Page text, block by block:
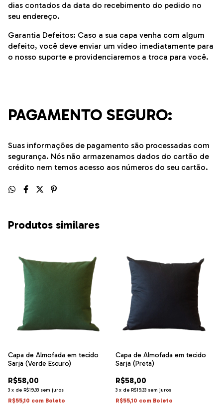
dias contados da data do recebimento do pedido no
seu endereço.
Garantia Defeitos: Caso a sua capa venha com algum
defeito, você deve enviar um vídeo imediatamente para
o nosso suporte e providenciaremos a troca para você.
PAGAMENTO SEGURO:
Suas informações de pagamento são processadas com
segurança. Nós não armazenamos dados do cartão de
crédito nem temos acesso aos números do seu cartão.
Produtos similares
Capa de Almofada em tecido
Sarja (Verde Escuro)
R$58,00
3 x de R$19,33 sem juros
R$55,10 com Boleto
Capa de Almofada em tecido
Sarja (Preta)
R$58,00
3 x de R$19,33 sem juros
R$55,10 com Boleto